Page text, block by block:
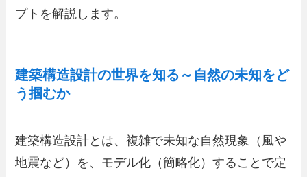
プトを解説します。
建築構造設計の世界を知る～自然の未知をど
う掴むか
建築構造設計とは、複雑で未知な自然現象（風や
地震など）を、モデル化（簡略化）することで定